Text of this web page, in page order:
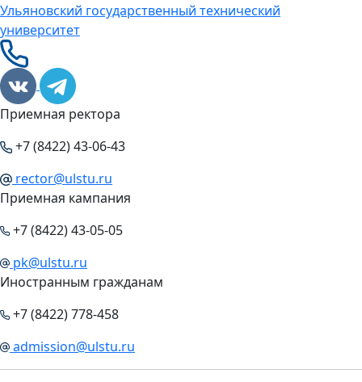
Ульяновский государственный технический
университет
Приемная ректора
+7 (8422) 43-06-43
rector@ulstu.ru
Приемная кампания
+7 (8422) 43-05-05
pk@ulstu.ru
Иностранным гражданам
+7 (8422) 778-458
admission@ulstu.ru